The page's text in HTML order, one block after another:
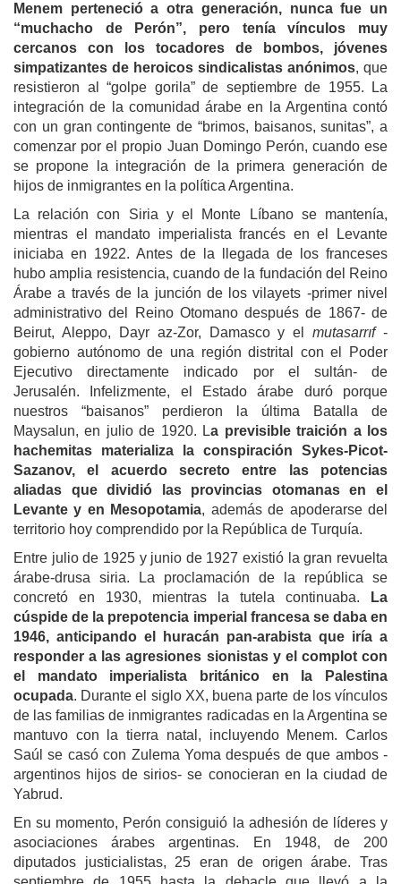
Menem perteneció a otra generación, nunca fue un
“muchacho de Perón”, pero tenía vínculos muy
cercanos con los tocadores de bombos, jóvenes
simpatizantes de heroicos sindicalistas anónimos, que
resistieron al “golpe gorila” de septiembre de 1955. La
integración de la comunidad árabe en la Argentina contó
con un gran contingente de “brimos, baisanos, sunitas”, a
comenzar por el propio Juan Domingo Perón, cuando ese
se propone la integración de la primera generación de
hijos de inmigrantes en la política Argentina.
La relación con Siria y el Monte Líbano se mantenía,
mientras el mandato imperialista francés en el Levante
iniciaba en 1922. Antes de la llegada de los franceses
hubo amplia resistencia, cuando de la fundación del Reino
Árabe a través de la junción de los vilayets -primer nivel
administrativo del Reino Otomano después de 1867- de
Beirut, Aleppo, Dayr az-Zor, Damasco y elmutasarrıf-
gobierno autónomo de una región distrital con el Poder
Ejecutivo directamente indicado por el sultán- de
Jerusalén. Infelizmente, el Estado árabe duró porque
nuestros “baisanos” perdieron la última Batalla de
Maysalun, en julio de 1920. La previsible traición a los
hachemitas materializa la conspiración Sykes-Picot-
Sazanov, el acuerdo secreto entre las potencias
aliadas que dividió las provincias otomanas en el
Levante y en Mesopotamia, además de apoderarse del
territorio hoy comprendido por la República de Turquía.
Entre julio de 1925 y junio de 1927 existió la gran revuelta
árabe-drusa siria. La proclamación de la república se
concretó en 1930, mientras la tutela continuaba.
La
cúspide de la prepotencia imperial francesa se dabaen
1946, anticipando el huracán pan-arabista que iría a
responder a las agresiones sionistas y el complot con
el mandato imperialista británico en la Palestina
ocupada. Durante el siglo XX, buena parte de los vínculos
de las familias de inmigrantes radicadas en la Argentina se
mantuvo con la tierra natal, incluyendo Menem. Carlos
Saúl se casó con Zulema Yoma después de que ambos -
argentinos hijos de sirios- se conocieran en la ciudad de
Yabrud.
En su momento, Perón consiguió la adhesión de líderes y
asociaciones árabes argentinas. En 1948, de 200
diputados justicialistas, 25 eran de origen árabe. Tras